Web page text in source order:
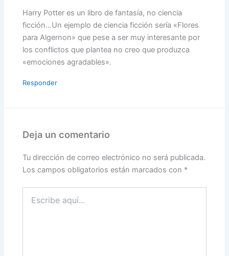
Harry Potter es un libro de fantasía, no ciencia
ficción…Un ejemplo de ciencia ficción sería «Flores
para Algernon» que pese a ser muy interesante por
los conflictos que plantea no creo que produzca
«emociones agradables».
Responder
Deja un comentario
Tu dirección de correo electrónico no será publicada.
Los campos obligatorios están marcados con *
aquí...